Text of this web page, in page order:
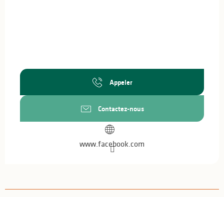
Appeler
Contactez-nous
www.facebook.com